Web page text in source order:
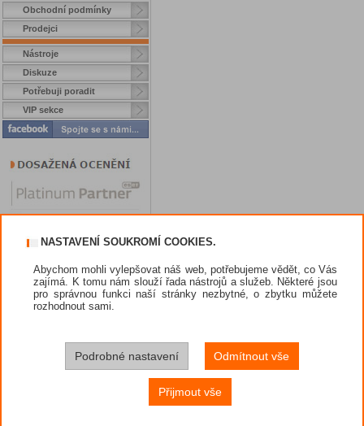
Obchodní podmínky
Prodejci
Nástroje
Diskuze
Potřebuji poradit
VIP sekce
NASTAVENÍ SOUKROMÍ COOKIES.
Abychom mohli vylepšovat náš web, potřebujeme vědět, co Vás
zajímá. K tomu nám slouží řada nástrojů a služeb. Některé jsou
pro správnou funkci naší stránky nezbytné, o zbytku můžete
rozhodnout sami.
Podrobné nastavení Odmítnout vše
Přijmout vše